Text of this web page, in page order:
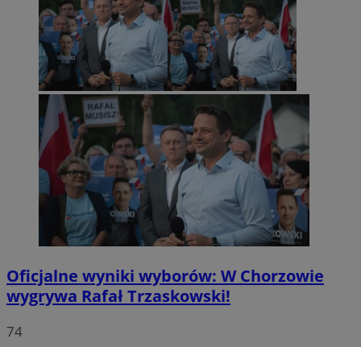
Oficjalne wyniki wyborów: W Chorzowie
wygrywa Rafał Trzaskowski!
74